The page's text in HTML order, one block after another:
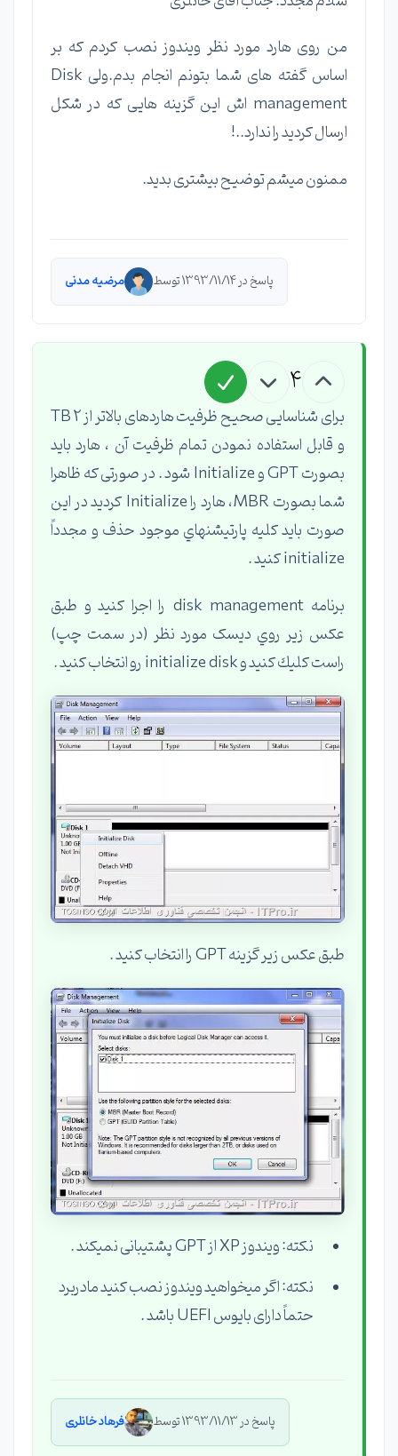
من روی هارد مورد نظر ویندوز نصب کردم که بر
اساس گفته های شما بتونم انجام بدم.ولی Disk
management اش این گزینه هایی که در شکل
ارسال کردید را ندارد..!
ممنون میشم توضیح بیشتری بدید.
پاسخ در 1393/11/14 توسط مرضیه مدنی
4
برای شناسایی صحیح ظرفیت هاردهای بالاتر از 2 TB
و قابل استفاده نمودن تمام ظرفیت آن ، هارد باید
بصورت GPT و Initialize شود . در صورتی که ظاهرا
شما بصورت MBR، هارد را Initialize کردید در این
صورت بايد كليه پارتيشنهاي موجود حذف و مجدداً
initialize كنيد .
برنامه disk management را اجرا کنید و طبق
عکس زیر روي دیسک مورد نظر (در سمت چپ)
راست كليك كنيد و initialize disk رو انتخاب کنید .
طبق عکس زیر گزینه GPT را انتخاب کنید .
نکته: ویندوز XP از GPT پشتیبانی نمیکند .
نکته: اگر ميخواهيد ويندوز نصب كنيد مادربرد
حتماً دارای بایوس UEFI باشد .
پاسخ در 1393/11/13 توسط فرهاد خانلری